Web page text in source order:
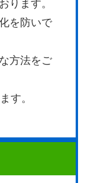
ります。
を防いで
方法をご
す。